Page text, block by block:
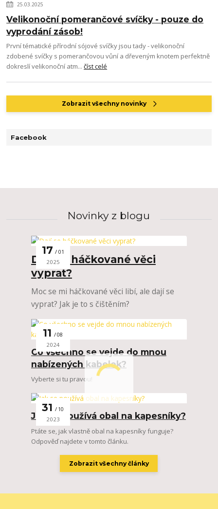
25.03.2025
Velikonoční pomerančové svíčky - pouze do
vyprodání zásob!
První tématické přírodní sójové svíčky jsou tady - velikonoční
zdobené svíčky s pomerančovou vůní a dřeveným knotem perfektně
dokreslí velikonoční atm...číst celé
Zobrazit všechny novinky
Facebook
Novinky z blogu
17 01
2025
Dají se háčkované věci
vyprat?
Moc se mi háčkované věci libí, ale dají se
vyprat? Jak je to s čištěním?
11 08
2024
Co všechno se vejde do mnou
nabízených kabelek?
Vyberte si tu pravou!
31 10
2023
Jak se používá obal na kapesníky?
Ptáte se, jak vlastně obal na kapesníky funguje?
Odpověď najdete v tomto článku.
Zobrazit všechny články